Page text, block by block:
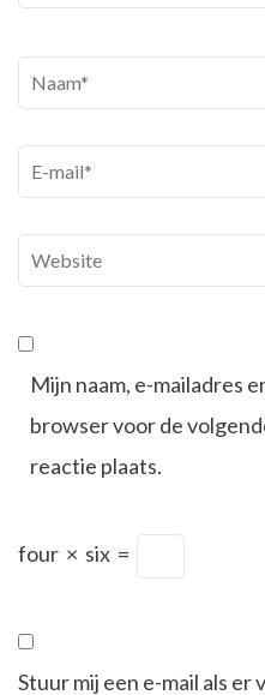
Naam*
E-
mail*
Website
Mijn naam, e-mailadres
browser voor de
reactie plaats.
four × six =
Stuur mij een e-mail als er